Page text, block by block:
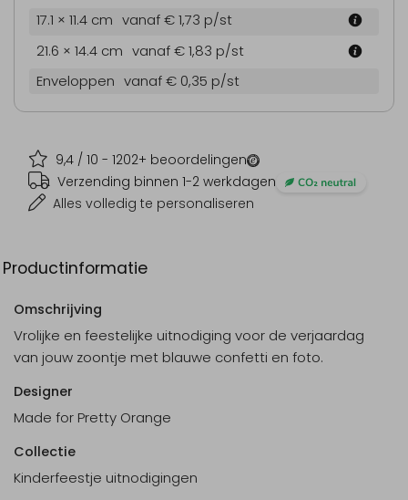
9,4 / 10 - 1202+ beoordelingen
Verzending binnen 1-2 werkdagen
Alles volledig te personaliseren
17.1 × 11.4 cm vanaf € 1,73 p/st
21.6 × 14.4 cm vanaf € 1,83 p/st
Enveloppen vanaf € 0,35 p/st
Productinformatie
Omschrijving
Vrolijke en feestelijke uitnodiging voor de verjaardag
van jouw zoontje met blauwe confetti en foto.
Designer
Made for Pretty Orange
Collectie
Kinderfeestje uitnodigingen